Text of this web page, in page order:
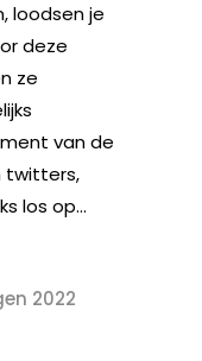
loodsen je
deze
ze
van de
twitters,
los op...
2022